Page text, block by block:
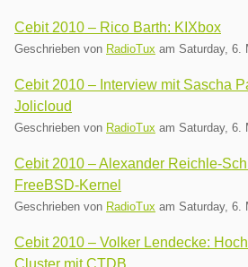
Cebit 2010 – Rico Barth: KIXbox
Geschrieben von RadioTux am Saturday, 6.
Cebit 2010 – Interview mit Sascha
Jolicloud
Geschrieben von RadioTux am Saturday, 6.
Cebit 2010 – Alexander Reichle-
FreeBSD-Kernel
Geschrieben von RadioTux am Saturday, 6.
Cebit 2010 – Volker Lendecke:
Cluster mit CTDB